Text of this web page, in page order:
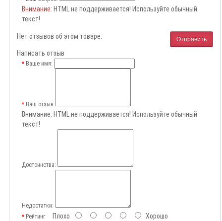
Внимание: HTML не поддерживается! Используйте обычный
текст!
Отправить
Нет отзывов об этом товаре.
Написать отзыв
Ваше имя:
Ваш отзыв
Внимание: HTML не поддерживается! Используйте обычный
текст!
Достоинства:
Недостатки:
РейтингПлохо Хорошо